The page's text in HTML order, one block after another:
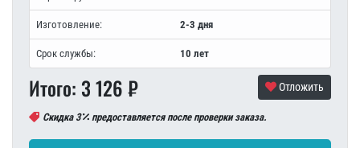
Изготовление: 2-3 дня
Срок службы: 10 лет
Итого: 3 126₽ Отложить
Скидка 3 предоставляется после проверки заказа.